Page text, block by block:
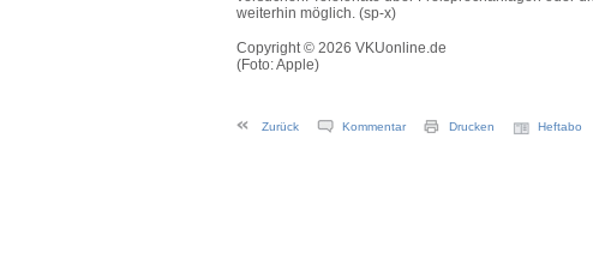
weiterhin möglich. (sp-x)
Copyright © 2026 VKUonline.de
(Foto: Apple)
Zurück Kommentar Drucken Heftabo